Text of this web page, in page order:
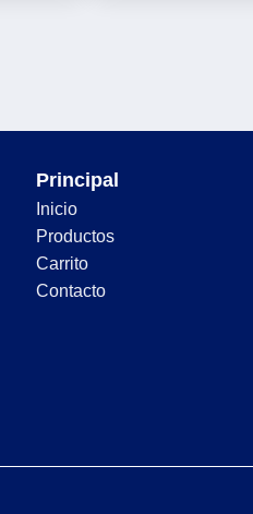
Principal
Inicio
Productos
Carrito
Contacto